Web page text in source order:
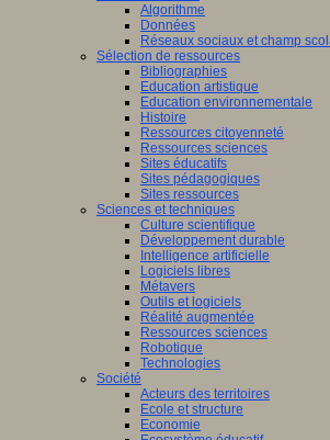
Algorithme
Données
Réseaux sociaux et champ
Sélection de ressources
Bibliographies
Education artistique
Education environnementale
Histoire
Ressources citoyenneté
Ressources sciences
Sites éducatifs
Sites pédagogiques
Sites ressources
Sciences et techniques
Culture scientifique
Développement durable
Intelligence artificielle
Logiciels libres
Métavers
Outils et logiciels
Réalité augmentée
Ressources sciences
Robotique
Technologies
Société
Acteurs des territoires
Ecole et structure
Economie